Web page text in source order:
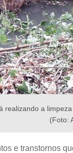
realizando a
(Foto:
e transtornos